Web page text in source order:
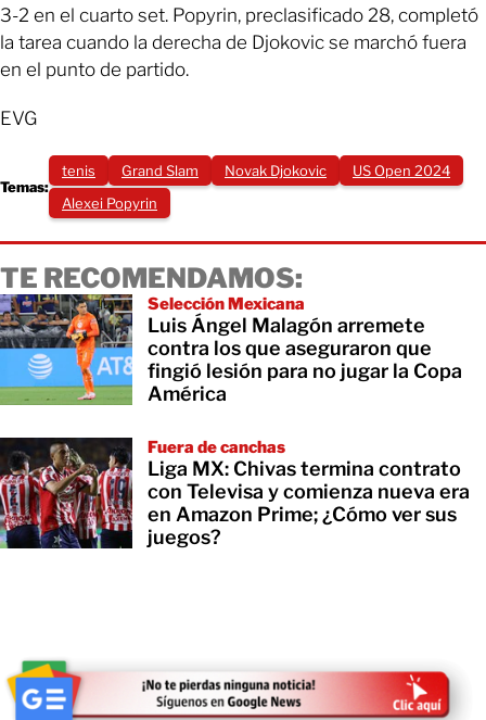
3-2 en el cuarto set. Popyrin, preclasificado 28, completó
la tarea cuando la derecha de Djokovic se marchó fuera
en el punto de partido.
EVG
Temas:
tenis Grand Slam Novak Djokovic
US Open 2024
Alexei Popyrin
TE RECOMENDAMOS:
Selección Mexicana
Luis Ángel Malagón arremete
contra los que aseguraron que
fingió lesión para no jugar la Copa
América
Fuera de canchas
Liga MX: Chivas termina contrato
con Televisa y comienza nueva era
en Amazon Prime; ¿Cómo ver sus
juegos?